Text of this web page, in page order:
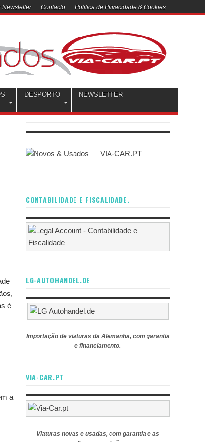
Newsletter Contacto Politica de Privacidade & Cookies
DESPORTO NEWSLETTER
é
a
CONTABILIDADE E FISCALIDADE.
LG-AUTOHANDEL.DE
Importação de viaturas da Alemanha, com garantia
e financiamento.
VIA-CAR.PT
Viaturas novas e usadas, com garantia e as